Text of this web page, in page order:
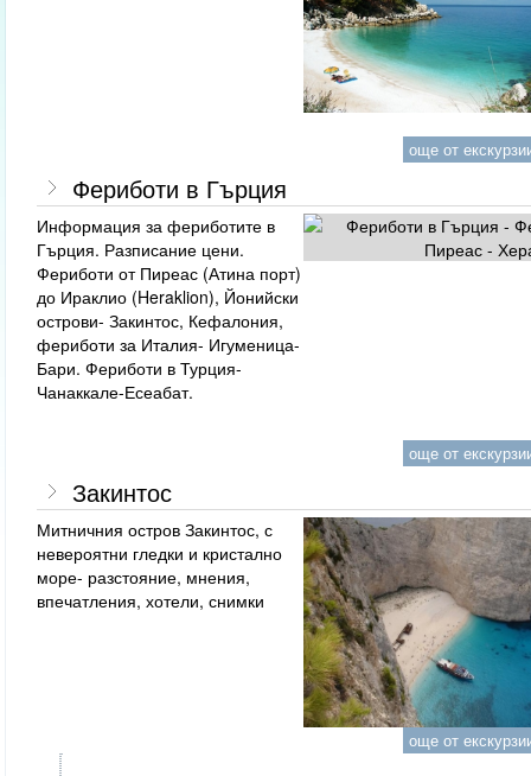
още от
Фериботи в Гърция
Информация за фериботите в
Гърция. Разписание цени.
Фериботи от Пиреас (Атина порт)
до Ираклио (Heraklion), Йонийски
острови- Закинтос, Кефалония,
фериботи за Италия- Игуменица-
Бари. Фериботи в Турция-
Чанаккале-Есеабат.
още от
Закинтос
Митничния остров Закинтос, с
невероятни гледки и кристално
море- разстояние, мнения,
впечатления, хотели, снимки
още от